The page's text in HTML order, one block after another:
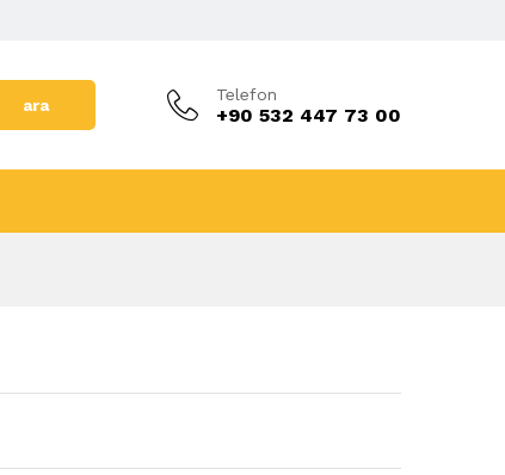
ara
Telefon
+90 532 447 73 00